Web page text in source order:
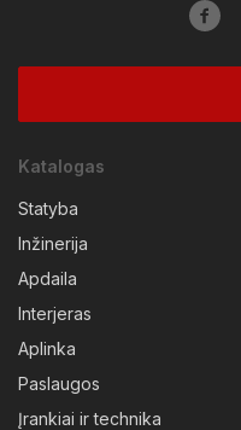
Katalogas
Statyba
Inžinerija
Apdaila
Interjeras
Aplinka
Paslaugos
Įrankiai ir technika